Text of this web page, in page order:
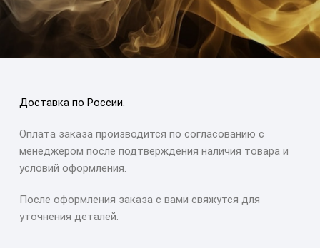
Доставка по России.
Оплата заказа производится по согласованию с
менеджером после подтверждения наличия товара и
условий оформления.
После оформления заказа с вами свяжутся для
уточнения деталей.